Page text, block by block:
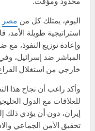
اليوم، يمتلك كل من مصر
استراتيجية طويلة
وإعادة توزيع النفوذ،
المباشر ضد إسرائيل،
خارجي من استغلال
وأكد راغب أن نجاح هذا
للعلاقات مع الدول
إيران، دون أن يؤدي ذلك
تحقيق الأمن الجماعي